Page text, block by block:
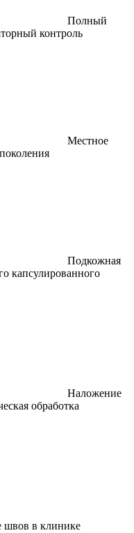
Полный
контроль
Местное
Подкожная
капсулированного
Наложение
обработка
швов в клинике